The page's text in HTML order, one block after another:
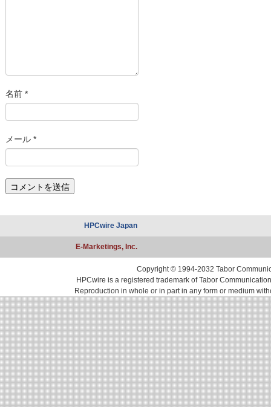
名前 *
メール *
HPCwire Japan
E-Marketings, Inc.
Copyright © 1994-2032 Tabor
HPCwire is a registered trademark of Tabor
Reproduction in whole or in part in any form or medium